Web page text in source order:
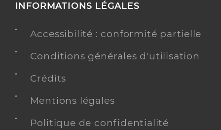
INFORMATIONS LÉGALES
Accessibilité : conformité partielle
Conditions générales d'utilisation
Crédits
Mentions légales
Politique de confidentialité